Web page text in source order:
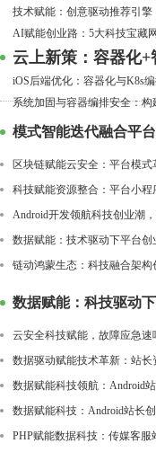
技术赋能：创意驱动推荐引
AI赋能创业路：5大科技宝藏
云上新策：容器化
iOS后端优化：容器化与K8s
系统加固与容器编排安全：
模式智能迭代融合平
区块链赋能云安全：平台模
科技赋能资源整合：平台小
Android开发领航科技创业潮
数据赋能：技术驱动下平台
链动鸿蒙生态：科技融合架
数据赋能：科技驱动
云安全科技赋能，故障应急
数据驱动赋能技术革新：站
数据赋能科技领航：Android
数据赋能科技：Android站长
PHP赋能数据科技：传媒客